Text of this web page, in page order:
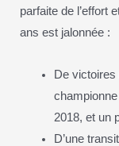
parfaite de l’effort
ans est jalonnée :
De
2018, et un
D’une